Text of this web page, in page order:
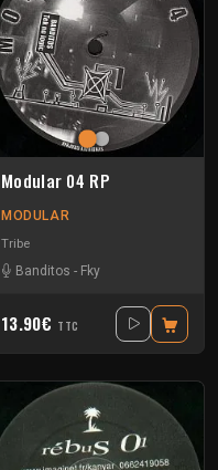
Modular 04 RP
MODULAR
Tribe
Banditos - Fky
13.90€ TTC